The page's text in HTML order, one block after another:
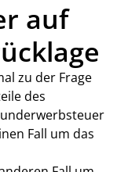
auf
zu der Frage
des
Fall um das